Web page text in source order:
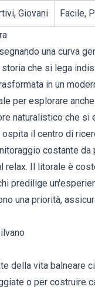
Giovani Facile,
una curva
che si lega
in un
per esplorare
naturalistico che
il centro di
costante da
relax. Il litorale è
predilige
una priorità,
della vita balneare
o per costruire